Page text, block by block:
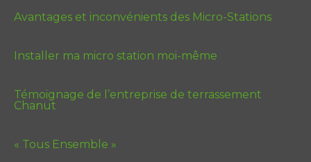
Avantages et inconvénients des Micro-Stations
Installer ma micro station moi-même
Témoignage de l’entreprise de terrassement
Chanut
« Tous Ensemble »